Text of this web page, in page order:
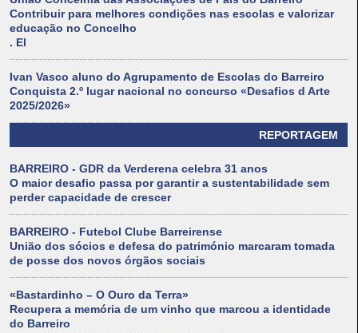
Contribuir para melhores condições nas escolas e valorizar
educação no Concelho
. El
Ivan Vasco aluno do Agrupamento de Escolas do Barreiro
Conquista 2.º lugar nacional no concurso «Desafios d Arte
2025/2026»
REPORTAGEM
BARREIRO - GDR da Verderena celebra 31 anos
O maior desafio passa por garantir a sustentabilidade sem
perder capacidade de crescer
BARREIRO - Futebol Clube Barreirense
União dos sócios e defesa do património marcaram tomada
de posse dos novos órgãos sociais
«Bastardinho – O Ouro da Terra»
Recupera a memória de um vinho que marcou a identidade
do Barreiro